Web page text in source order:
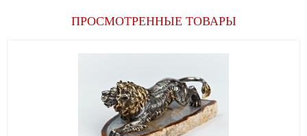
ПРОСМОТРЕННЫЕ ТОВАРЫ